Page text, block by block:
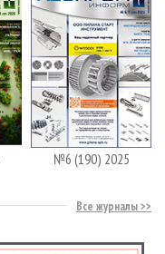
№6 (190) 2025
Все журналы